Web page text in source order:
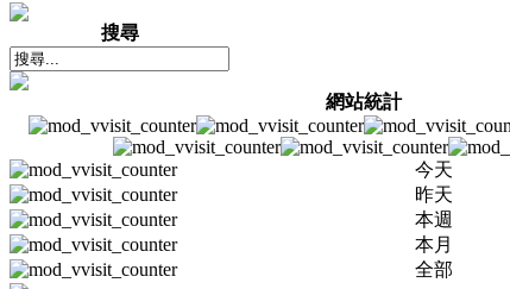
搜尋
網站統計
今天
昨天
本週
本月
全部